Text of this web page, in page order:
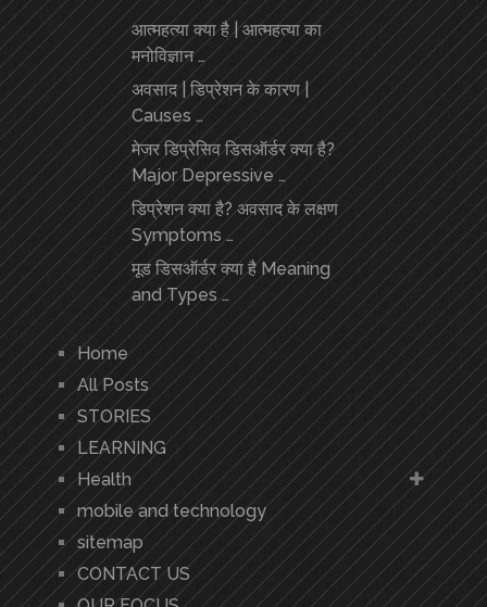
आत्महत्या क्या है | आत्महत्या का
मनोविज्ञान …
अवसाद | डिप्रेशन के कारण |
Causes …
मेजर डिप्रेसिव डिसऑर्डर क्या है?
Major Depressive …
डिप्रेशन क्या है? अवसाद के लक्षण
Symptoms …
मूड डिसऑर्डर क्या है Meaning
and Types …
Home
All Posts
STORIES
LEARNING
Health
mobile and technology
sitemap
CONTACT US